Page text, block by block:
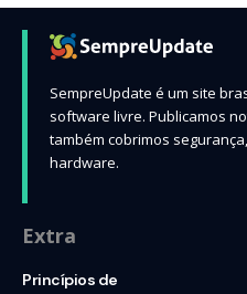
SempreUpdate é um site
software livre. Publicamos
também cobrimos
hardware.
Extra
Princípios de